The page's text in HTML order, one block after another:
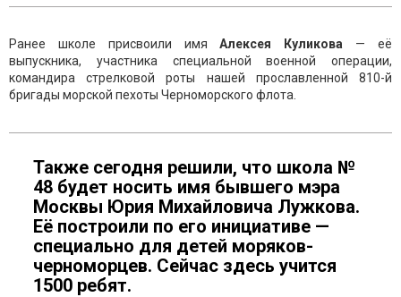
Ранее школе присвоили имяАлексея Куликова — её
выпускника, участника специальной военной операции,
командира стрелковой роты нашей прославленной 810-й
бригады морской пехоты Черноморского флота.
Также сегодня решили, что школа №
48 будет носить имя бывшего мэра
Москвы Юрия Михайловича Лужкова.
Её построили по его инициативе —
специально для детей моряков-
черноморцев. Сейчас здесь учится
1500 ребят.